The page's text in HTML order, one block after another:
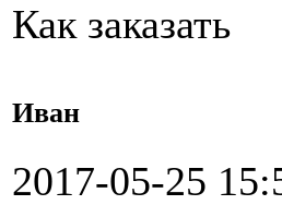
Как заказать
Иван
2017-05-25